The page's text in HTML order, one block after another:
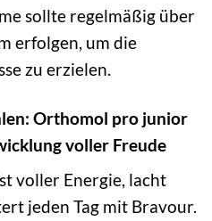
sollte regelmäßig über
erfolgen, um die
zu erzielen.
Orthomol pro junior
voller Freude
voller Energie, lacht
jeden Tag mit Bravour.